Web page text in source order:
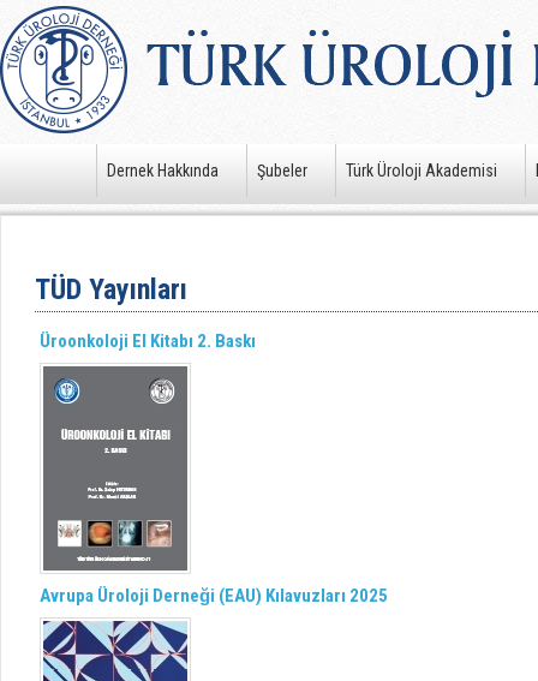
Dernek Hakkında Şubeler Türk Üroloji Akademisi
TÜD Yayınları
Üroonkoloji El Kitabı 2. Baskı
Avrupa Üroloji Derneği (EAU) Kılavuzları 2025